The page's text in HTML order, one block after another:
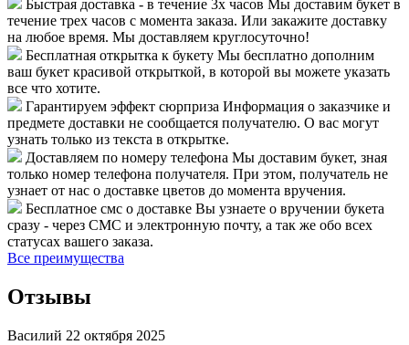
Быстрая доставка - в течение 3х часов Мы доставим букет в
течение трех часов с момента заказа. Или закажите доставку
на любое время. Мы доставляем круглосуточно!
Бесплатная открытка к букету Мы бесплатно дополним
ваш букет красивой открыткой, в которой вы можете указать
все что хотите.
Гарантируем эффект сюрприза Информация о заказчике и
предмете доставки не сообщается получателю. О вас могут
узнать только из текста в открытке.
Доставляем по номеру телефона Мы доставим букет, зная
только номер телефона получателя. При этом, получатель не
узнает от нас о доставке цветов до момента вручения.
Бесплатное смс о доставке Вы узнаете о вручении букета
сразу - через СМС и электронную почту, а так же обо всех
статусах вашего заказа.
Все преимущества
Отзывы
Василий 22 октября 2025